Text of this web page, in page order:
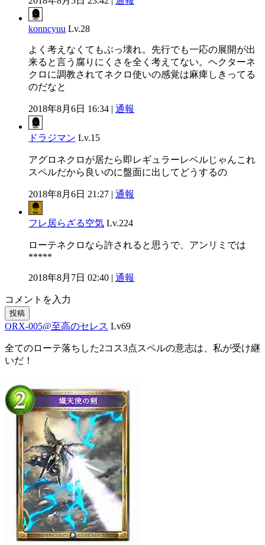
konncyuu Lv.28
よく考えなくてもぶっ壊れ。先行でも一応の展開が出
来ると言う腐りにくさを全く考えてない。ヘクターネ
クロに調教されてネクロ使いの感覚は麻痺しきってる
のだなと
2018年8月6日 16:34 | 通報
ドラジマン Lv.15
アグロネクロが居たら即レギュラーレベルじゃんこれ
スペルだから良いのに盤面に出してどうするの
2018年8月6日 21:27 | 通報
フレ居らざる空気 Lv.224
ローテネクロなら許されると思うで、アンリミでは
*****
2018年8月7日 02:40 | 通報
コメントを入力
投稿
ORX-005@至高のセレス Lv69
全てのローテ落ちした2コス3点スペルの意志は、私が受け継
いだ！